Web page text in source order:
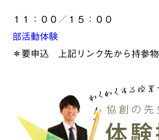
１１：００／１５：００
部活動体験
＊要申込 上記リンク先から持参物